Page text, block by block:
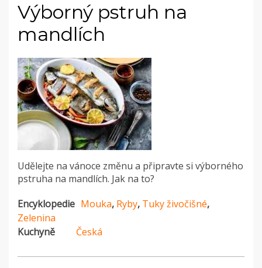
Výborný pstruh na
mandlích
Udělejte na vánoce změnu a připravte si výborného
pstruha na mandlích. Jak na to?
Encyklopedie Mouka, Ryby, Tuky živočišné,
Zelenina
Kuchyně
Česká